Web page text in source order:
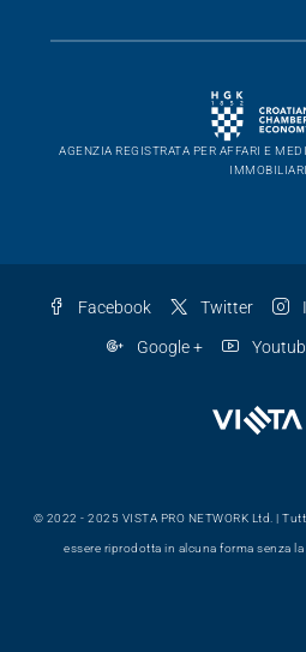
AGENZIA REGISTRATA PER AFFARI E
IMMOBILIARI
Facebook Twitter
Google +
© 2022 - 2025 VISTA PRO NETWORK Ltd. |
essere riprodotta in alcuna forma senza